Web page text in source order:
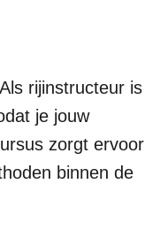
rijinstructeur is
je jouw
zorgt ervoor
binnen de